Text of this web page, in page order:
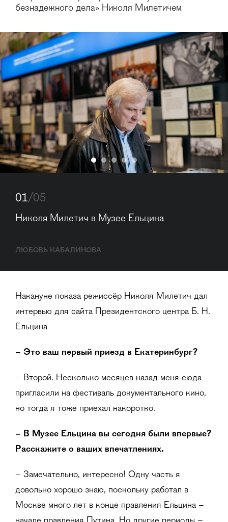
безнадежного дела» Николя Милетичем
01/05
Николя Милетич в Музее Ельцина
ЛЮБОВЬ КАБАЛИНОВА
Накануне показа режиссёр Николя Милетич дал
интервью для сайта Президентского центра Б. Н.
Ельцина
– Это ваш первый приезд в Екатеринбург?
– Второй. Несколько месяцев назад меня сюда
пригласили на фестиваль документального кино,
но тогда я тоже приехал накоротко.
– В Музее Ельцина вы сегодня были впервые?
Расскажите о ваших впечатлениях.
– Замечательно, интересно! Одну часть я
довольно хорошо знаю, поскольку работал в
Москве много лет в конце правления Ельцина –